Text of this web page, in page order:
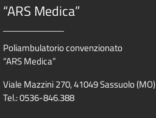
“ARS Medica”
Poliambulatorio convenzionato
“ARS Medica”
Viale Mazzini 270, 41049 Sassuolo (MO)
Tel.: 0536-846.388